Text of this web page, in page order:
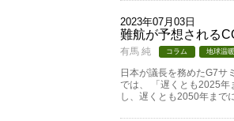
2023年07月03日
難航が予想される
有馬 純 コラム 地球温
日本が議長を務めたG7サ
では、 「遅くとも2025年
し、遅くとも2050年まで